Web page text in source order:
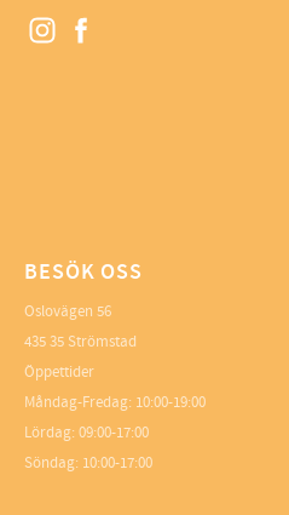
BESÖK OSS
Oslovägen 56
435 35 Strömstad
Öppettider
Måndag-Fredag: 10:00-19:00
Lördag: 09:00-17:00
Söndag: 10:00-17:00